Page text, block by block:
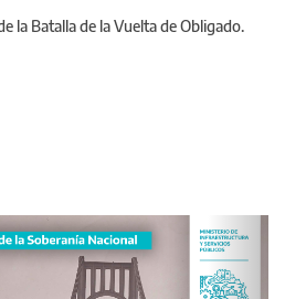
la Batalla de la Vuelta de Obligado.